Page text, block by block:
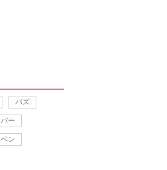
バズ
バー
ペン